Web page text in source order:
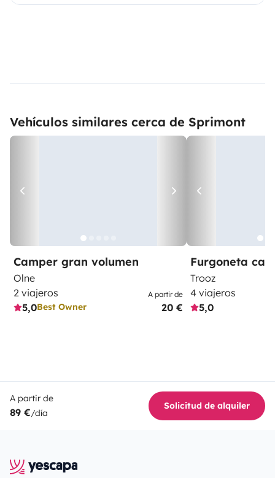
Vehículos similares cerca de Sprimont
Camper gran volumen
Olne
2 viajeros
5,0Best Owner
A partir de
20 €
Furgoneta
Trooz
4 viajeros
5,0
A partir de
89 €/día
Solicitud de alquiler